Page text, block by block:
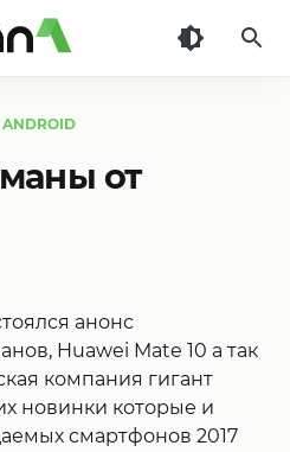
ANDROID
от
анонс
Huawei Mate 10 а так
компания гигант
новинки которые и
смартфонов 2017